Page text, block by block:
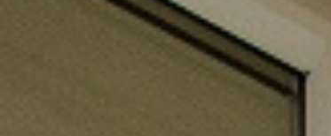
Mokveld Bouw & Onderhoud
Steel look